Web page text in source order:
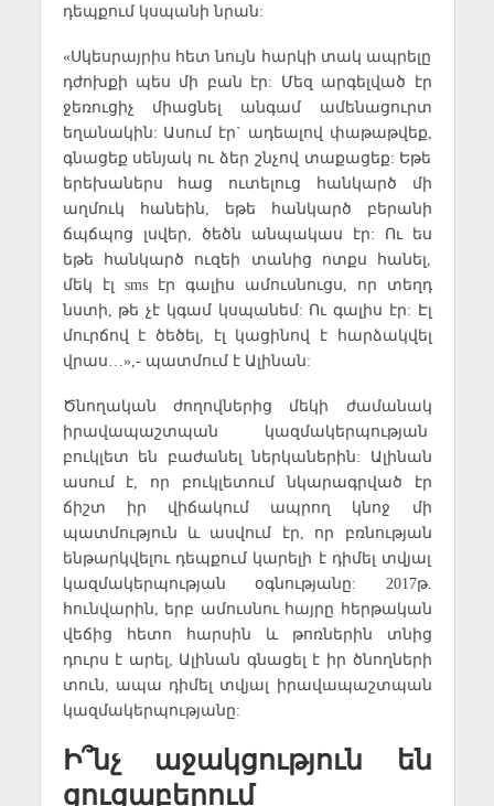
դեպքում կսպանի նրան:
«Սկեսրայրիս հետ նույն հարկի տակ ապրելը
դժոխքի պես մի բան էր: Մեզ արգելված էր
ջեռուցիչ միացնել անգամ ամենացուրտ
եղանակին: Ասում էր` ադեալով փաթաթվեք,
գնացեք սենյակ ու ձեր շնչով տաքացեք: Եթե
երեխաներս հաց ուտելուց հանկարծ մի
աղմուկ հանեին, եթե հանկարծ բերանի
ճպճպոց լսվեր, ծեծն անպակաս էր: Ու ես
եթե հանկարծ ուզեի տանից ոտքս հանել,
մեկ էլ sms էր գալիս ամուսնուցս, որ տեղդ
նստի, թե չէ կգամ կսպանեմ: Ու գալիս էր: Էլ
մուրճով է ծեծել, էլ կացինով է հարձակվել
վրաս…»,- պատմում է Ալինան:
Ծնողական ժողովներից մեկի ժամանակ
իրավապաշտպան կազմակերպության
բուկլետ են բաժանել ներկաներին: Ալինան
ասում է, որ բուկլետում նկարագրված էր
ճիշտ իր վիճակում ապրող կնոջ մի
պատմություն և ասվում էր, որ բռնության
ենթարկվելու դեպքում կարելի է դիմել տվյալ
կազմակերպության օգնությանը: 2017թ.
հունվարին, երբ ամուսնու հայրը հերթական
վեճից հետո հարսին և թոռներին տնից
դուրս է արել, Ալինան գնացել է իր ծնողների
տուն, ապա դիմել տվյալ իրավապաշտպան
կազմակերպությանը:
Ի՞նչ աջակցություն են
ցուցաբերում